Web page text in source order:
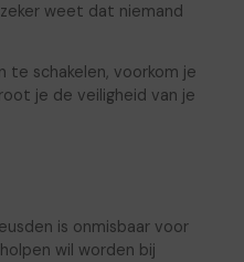
weet dat niemand
te schakelen, voorkom je
je de veiligheid van je
is onmisbaar voor
wil worden bij